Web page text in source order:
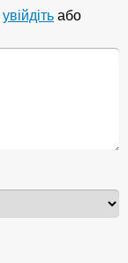
увійдіть або